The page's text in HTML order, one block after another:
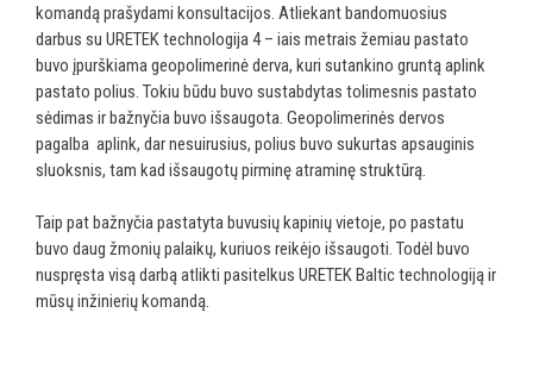
komandą prašydami konsultacijos. Atliekant bandomuosius
darbus su URETEK technologija 4 – iais metrais žemiau pastato
buvo įpurškiama geopolimerinė derva, kuri sutankino gruntą aplink
pastato polius. Tokiu būdu buvo sustabdytas tolimesnis pastato
sėdimas ir bažnyčia buvo išsaugota. Geopolimerinės dervos
pagalba aplink, dar nesuirusius, polius buvo sukurtas apsauginis
sluoksnis, tam kad išsaugotų pirminę atraminę struktūrą.
Taip pat bažnyčia pastatyta buvusių kapinių vietoje, po pastatu
buvo daug žmonių palaikų, kuriuos reikėjo išsaugoti. Todėl buvo
nuspręsta visą darbą atlikti pasitelkus URETEK Baltic technologiją ir
mūsų inžinierių komandą.